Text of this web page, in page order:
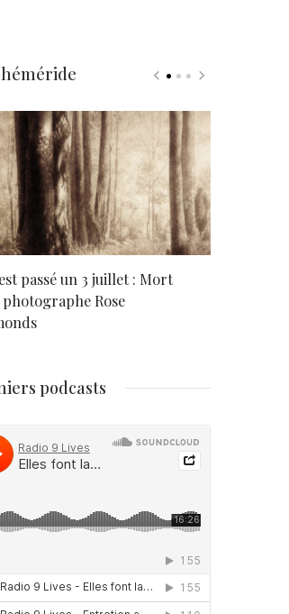
passé un 3 juillet : Mort
photographe Rose
podcasts